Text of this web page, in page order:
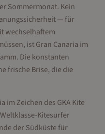
Sommermonat. Kein
— für
wechselhaftem
ist Gran Canaria im
Die konstanten
frische Brise, die die
im Zeichen des GKA Kite
Kitesurfer
der Südküste für